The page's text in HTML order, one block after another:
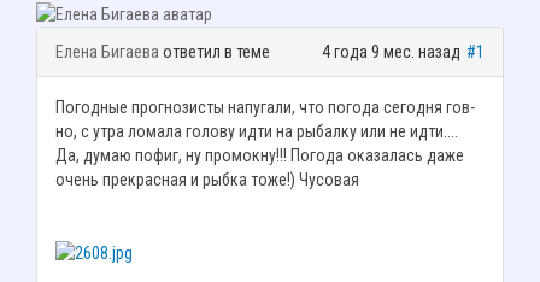
Елена Бигаева ответил в теме #1
4 года 9 мес. назад
Погодные прогнозисты напугали, что погода сегодня гов-
но, с утра ломала голову идти на рыбалку или не идти....
Да, думаю пофиг, ну промокну!!! Погода оказалась даже
очень прекрасная и рыбка тоже!) Чусовая